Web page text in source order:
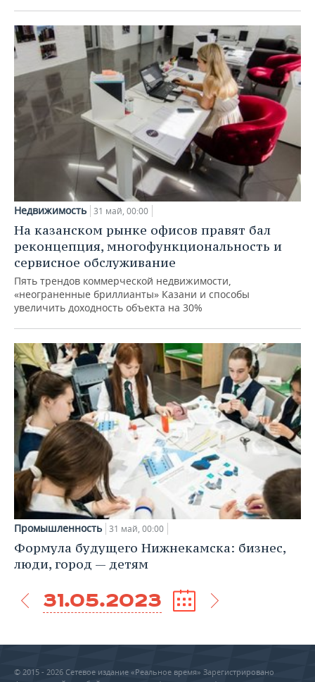
Недвижимость 31 май, 00:00
На казанском рынке офисов правят бал
реконцепция, многофункциональность и
сервисное обслуживание
Пять трендов коммерческой недвижимости,
«неограненные бриллианты» Казани и способы
увеличить доходность объекта на 30%
Промышленность 31 май, 00:00
Формула будущего Нижнекамска: бизнес,
люди, город — детям
31.05.2023
© 2015 - 2026 Сетевое издание «Реальное время» Зарегистрировано